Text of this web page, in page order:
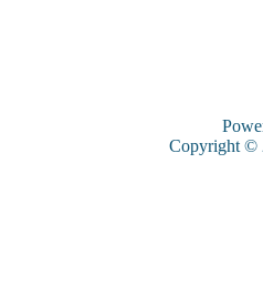
Copyright ©